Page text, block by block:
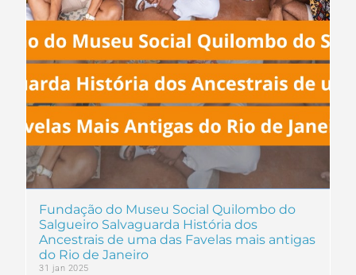
Fundação do Museu Social Quilombo do
Salgueiro Salvaguarda História dos
Ancestrais de uma das Favelas mais antigas
do Rio de Janeiro
31 jan 2025